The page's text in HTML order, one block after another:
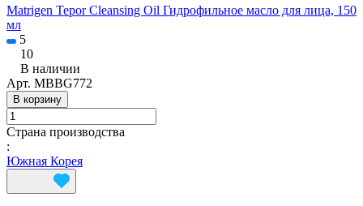
Matrigen Tepor Cleansing Oil Гидрофильное масло для лица, 150
мл
5
10
В наличии
Арт. MBBG772
В корзину
Страна производства
:
Южная Корея